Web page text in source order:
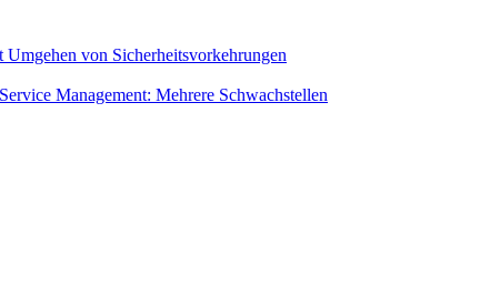
von Sicherheitsvorkehrungen
Management: Mehrere Schwachstellen